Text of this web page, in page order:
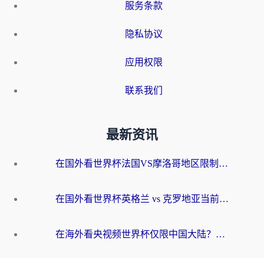
服务条款
隐私协议
应用权限
联系我们
最新资讯
在国外看世界杯法国VS摩洛哥地区限制？这篇指南让你流畅看中文解说无压力
在国外看世界杯英格兰 vs 克罗地亚当前地区不可播放？这篇指南帮你搞定所有海外观赛难题
在海外看央视频世界杯仅限中国大陆？这篇指南帮你解锁中文解说+无卡顿直播